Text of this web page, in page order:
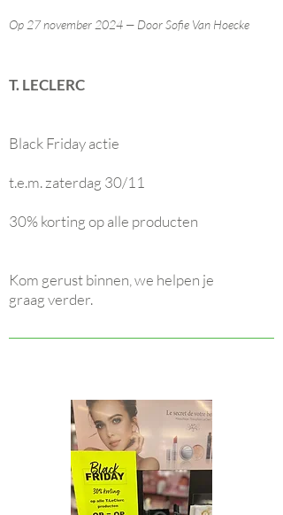
Op 27 november 2024 — Door Sofie Van Hoecke
T. LECLERC
Black Friday actie
t.e.m. zaterdag 30/11
30% korting op alle producten
Kom gerust binnen, we helpen je
graag verder.